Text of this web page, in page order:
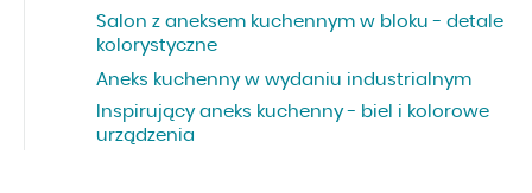
Salon z aneksem kuchennym w bloku - detale
kolorystyczne
Aneks kuchenny w wydaniu industrialnym
Inspirujący aneks kuchenny - biel i kolorowe
urządzenia